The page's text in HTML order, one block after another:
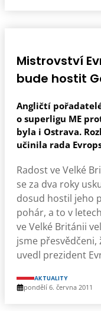
Mistrovství
bude hostit
Angličtí
o superligu ME
byla i Ostrava.
učinila rada
Radost ve Velké
se za dva roky
dosud hostil jeho
pohár, a to v
ve Velké Británii
jsme přesvědčeni,
uvedl prezident
AKTUALITY
pondělí 6. června 2011